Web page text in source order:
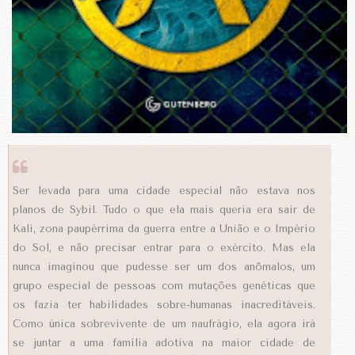
Ser levada para uma cidade especial não estava nos
planos de Sybil. Tudo o que ela mais queria era sair de
Kali, zona paupérrima da guerra entre a União e o Império
do Sol, e não precisar entrar para o exército. Mas ela
nunca imaginou que pudesse ser um dos anômalos, um
grupo especial de pessoas com mutações genéticas que
os fazia ter habilidades sobre-humanas inacreditáveis.
Como única sobrevivente de um naufrágio, ela agora irá
se juntar a uma família adotiva na maior cidade de